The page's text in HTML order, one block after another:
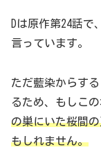
Dは原作第24話
言っています。
ただ藍染からす
るため、もしこ
の巣にいた桜間
もしれません。